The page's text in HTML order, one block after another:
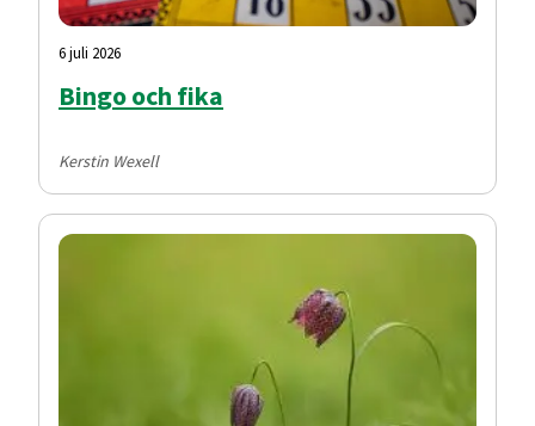
6 juli 2026
Bingo och fika
Kerstin Wexell